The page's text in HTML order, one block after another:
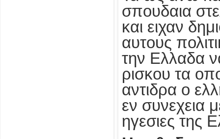
σπουδαια
και ειχαν
αυτους
την Ελλαδα
ρισκου τα
αντιδρα ο
εν συνεχεια
ηγεσιες της